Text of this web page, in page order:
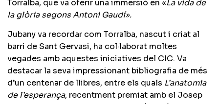
Torralba, que va oferir una immersió en «La vida de
la glòria segons Antoni Gaudí».
Jubany va recordar com Torralba, nascut i criat al
barri de Sant Gervasi, ha col·laborat moltes
vegades amb aquestes iniciatives del CIC. Va
destacar la seva impressionant bibliografia de més
d’un centenar de llibres, entre els quals L’anatomia
de l’esperança, recentment premiat amb el Josep